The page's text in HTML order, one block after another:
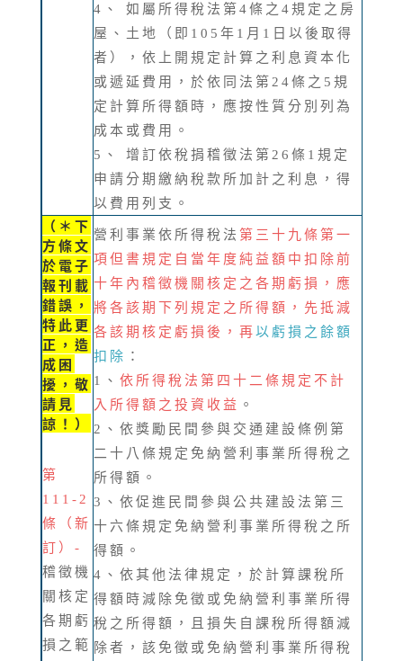
4、 如屬所得稅法第4條之4規定之房
屋、土地（即105年1月1日以後取得
者），依上開規定計算之利息資本化
或遞延費用，於依同法第24條之5規
定計算所得額時，應按性質分別列為
成本或費用。
5、 增訂依稅捐稽徵法第26條1規定
申請分期繳納稅款所加計之利息，得
以費用列支。
（ ＊下
方條文
於電子
報刊載
錯誤，
特此更
正，造
成困
擾，敬
請見
諒！）
第
111-2
條（新
訂）-
稽徵機
關核定
各期虧
損之範
營利事業依所得稅法 第三十九條第一
項但書規定自當年度純益額中扣除前
十年內稽徵機關核定之各期虧損，應
將各該期下列規定之所得額，先抵減
各該期核定虧損後，再以虧損之餘額
扣除 ：
1、 依所得稅法第四十二條規定不計
入所得額之投資收益 。
2、依獎勵民間參與交通建設條例第
二十八條規定免納營利事業所得稅之
所得額。
3、依促進民間參與公共建設法第三
十六條規定免納營利事業所得稅之所
得額。
4、依其他法律規定，於計算課稅所
得額時減除免徵或免納營利事業所得
稅之所得額，且損失自課稅所得額減
除者，該免徵或免納營利事業所得稅